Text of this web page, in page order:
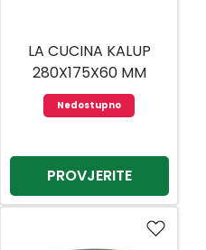
LA CUCINA KALUP
280X175X60 MM
309180090
Nedostupno
PROVJERITE